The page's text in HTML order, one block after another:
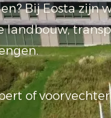
Bij Eosta zijn
landbouw,
of